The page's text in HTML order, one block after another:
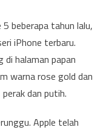
beberapa tahun lalu,
iPhone terbaru.
halaman papan
warna rose gold dan
dan putih.
Apple telah